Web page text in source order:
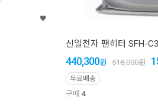
신일전자 팬히터 SFH-
440,300원 518,000원
무료배송
구매 4